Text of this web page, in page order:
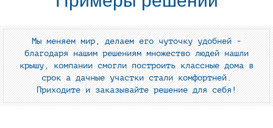
Мы меняем мир, делаем его чуточку удобней -
благодаря нашим решениям множество людей нашли
крышу, компании смогли построить классные дома в
срок а дачные участки стали комфортней.
Приходите и заказывайте решение для себя!